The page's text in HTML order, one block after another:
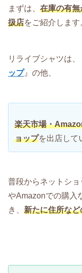
まずは、 在庫の有
扱店をご紹介します
リライブシャツは、
ップ』の他、
楽天市場・
ョップを出店して
普段からネットシ
やAmazonでの購入
き、 新たに住所な